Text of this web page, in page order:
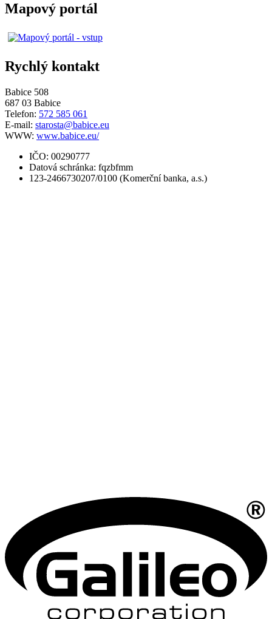
Mapový portál
Rychlý kontakt
Babice 508
687 03 Babice
Telefon: 572 585 061
E-mail: starosta@babice.eu
WWW: www.babice.eu/
IČO: 00290777
Datová schránka: fqzbfmm
123-2466730207/0100 (Komerční banka, a.s.)